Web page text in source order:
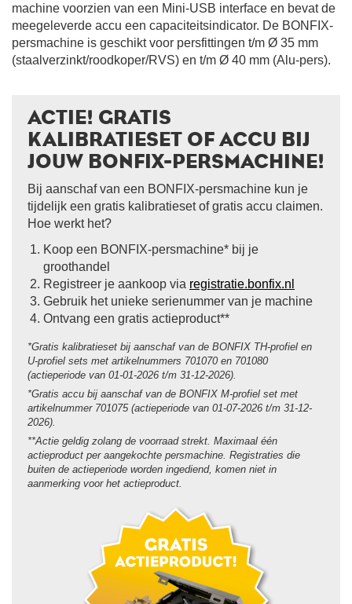
machine voorzien van een Mini-USB interface en bevat de
meegeleverde accu een capaciteitsindicator. De BONFIX-
persmachine is geschikt voor persfittingen t/m Ø 35 mm
(staalverzinkt/roodkoper/RVS) en t/m Ø 40 mm (Alu-pers).
ACTIE! GRATIS
KALIBRATIESET OF ACCU BIJ
JOUW BONFIX-PERSMACHINE!
Bij aanschaf van een BONFIX-persmachine kun je
tijdelijk een gratis kalibratieset of gratis accu claimen.
Hoe werkt het?
Koop een BONFIX-persmachine* bij je
groothandel
Registreer je aankoop via registratie.bonfix.nl
Gebruik het unieke serienummer van je machine
Ontvang een gratis actieproduct**
*Gratis kalibratieset bij aanschaf van de BONFIX TH-profiel en
U-profiel sets met artikelnummers 701070 en 701080
(actieperiode van 01-01-2026 t/m 31-12-2026).
*Gratis accu bij aanschaf van de BONFIX M-profiel set met
artikelnummer 701075 (actieperiode van 01-07-2026 t/m 31-12-
2026).
**Actie geldig zolang de voorraad strekt. Maximaal één
actieproduct per aangekochte persmachine. Registraties die
buiten de actieperiode worden ingediend, komen niet in
aanmerking voor het actieproduct.